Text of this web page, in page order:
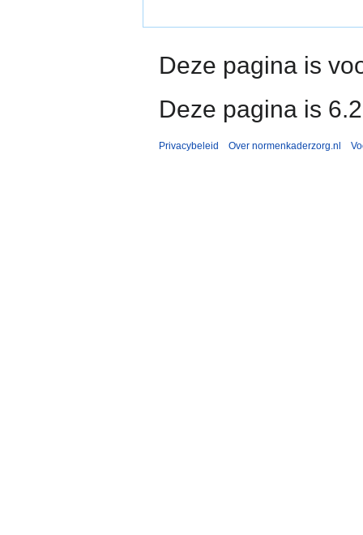
Deze pagina is
Deze pagina is
Privacybeleid Over normenkaderzorg.nl